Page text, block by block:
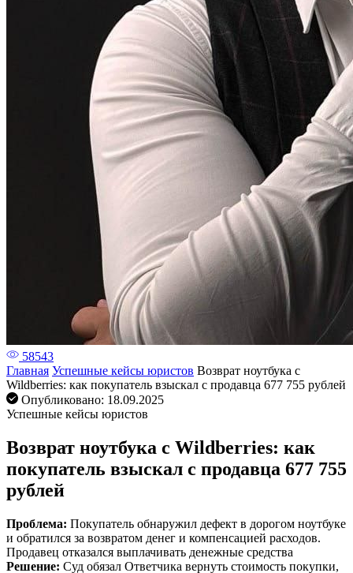
58543
Главная Успешные кейсы юристов Возврат ноутбука с
Wildberries: как покупатель взыскал с продавца 677 755 рублей
Опубликовано: 18.09.2025
Успешные кейсы юристов
Возврат ноутбука с Wildberries: как
покупатель взыскал с продавца 677 755
рублей
Проблема: Покупатель обнаружил дефект в дорогом ноутбуке
и обратился за возвратом денег и компенсацией расходов.
Продавец отказался выплачивать денежные средства
Решение: Суд обязал Ответчика вернуть стоимость покупки,